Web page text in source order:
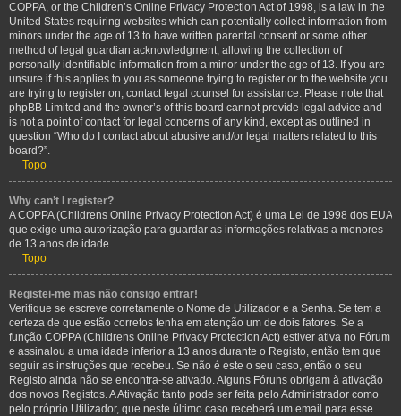
COPPA, or the Children’s Online Privacy Protection Act of 1998, is a law in the
United States requiring websites which can potentially collect information from
minors under the age of 13 to have written parental consent or some other
method of legal guardian acknowledgment, allowing the collection of
personally identifiable information from a minor under the age of 13. If you are
unsure if this applies to you as someone trying to register or to the website you
are trying to register on, contact legal counsel for assistance. Please note that
phpBB Limited and the owner’s of this board cannot provide legal advice and
is not a point of contact for legal concerns of any kind, except as outlined in
question “Who do I contact about abusive and/or legal matters related to this
board?”.
Topo
Why can’t I register?
A COPPA (Childrens Online Privacy Protection Act) é uma Lei de 1998 dos EUA
que exige uma autorização para guardar as informações relativas a menores
de 13 anos de idade.
Topo
Registei-me mas não consigo entrar!
Verifique se escreve corretamente o Nome de Utilizador e a Senha. Se tem a
certeza de que estão corretos tenha em atenção um de dois fatores. Se a
função COPPA (Childrens Online Privacy Protection Act) estiver ativa no Fórum
e assinalou a uma idade inferior a 13 anos durante o Registo, então tem que
seguir as instruções que recebeu. Se não é este o seu caso, então o seu
Registo ainda não se encontra-se ativado. Alguns Fóruns obrigam à ativação
dos novos Registos. A Ativação tanto pode ser feita pelo Administrador como
pelo próprio Utilizador, que neste último caso receberá um email para esse